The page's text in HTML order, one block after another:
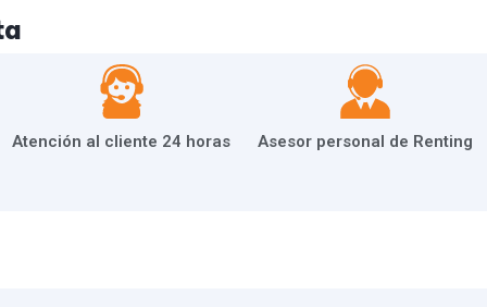
Atención al cliente 24 horas Asesor personal de Renting